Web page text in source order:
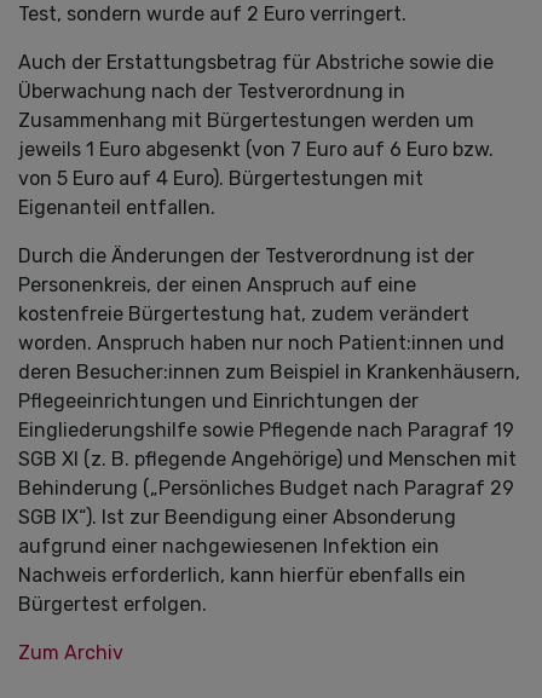
Test, sondern wurde auf 2 Euro verringert.
Auch der Erstattungsbetrag für Abstriche sowie die
Überwachung nach der Testverordnung in
Zusammenhang mit Bürgertestungen werden um
jeweils 1 Euro abgesenkt (von 7 Euro auf 6 Euro bzw.
von 5 Euro auf 4 Euro). Bürgertestungen mit
Eigenanteil entfallen.
Durch die Änderungen der Testverordnung ist der
Personenkreis, der einen Anspruch auf eine
kostenfreie Bürgertestung hat, zudem verändert
worden. Anspruch haben nur noch Patient:innen und
deren Besucher:innen zum Beispiel in Krankenhäusern,
Pflegeeinrichtungen und Einrichtungen der
Eingliederungshilfe sowie Pflegende nach Paragraf 19
SGB XI (z. B. pflegende Angehörige) und Menschen mit
Behinderung („Persönliches Budget nach Paragraf 29
SGB IX“). Ist zur Beendigung einer Absonderung
aufgrund einer nachgewiesenen Infektion ein
Nachweis erforderlich, kann hierfür ebenfalls ein
Bürgertest erfolgen.
Zum Archiv